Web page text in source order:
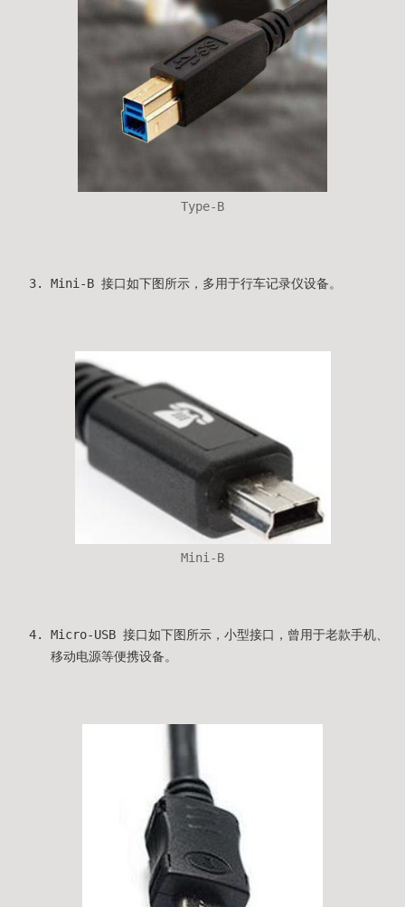
Type-B
Mini-B 接口如下图所示，多用于行车记录仪设备。
Mini-B
Micro-USB 接口如下图所示，小型接口，曾用于老款手机、
移动电源等便携设备。